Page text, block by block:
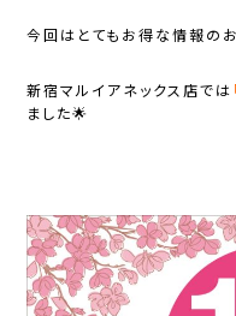
今回はとてもお得な情報の
新宿マルイアネックス店では
ました🌟